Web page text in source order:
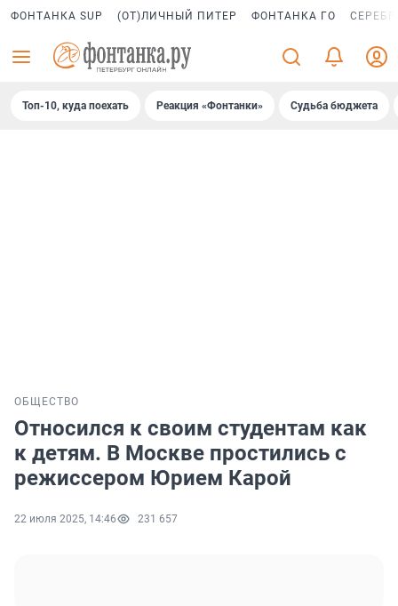
ФОНТАНКА SUP (ОТ)ЛИЧНЫЙ ПИТЕР ФОНТАНКА ГО
Топ-10, куда поехать Реакция «Фонтанки» Судьба бюджета
ОБЩЕСТВО
Относился к своим студентам как
к детям. В Москве простились с
режиссером Юрием Карой
22 июля 2025, 14:46 231 657